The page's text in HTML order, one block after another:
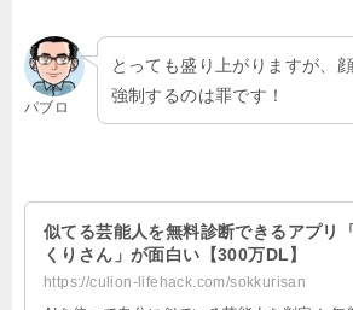
パブロ
とっても盛り上がりますが、
強制するのは罪です！
似てる芸能人を無料診断できるアプリ
くりさん」が面白い【300万DL】
https://culion-lifehack.com/sokkurisan